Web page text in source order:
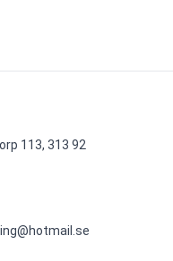
113, 313 92